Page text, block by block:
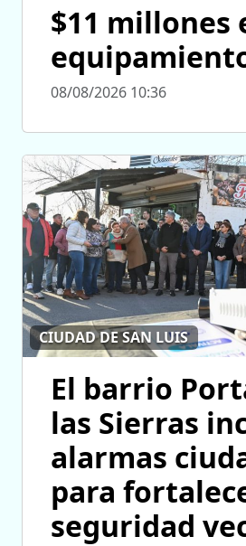
$11 millones
08/08/2026 10:36
CIUDAD DE SAN LUIS
El barrio
las Sierras
alarmas
para
seguridad